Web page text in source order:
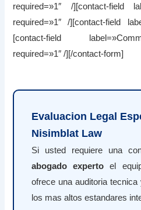
required=»1″ /][contact-field
required=»1″ /][contact-field
[contact-field
required=»1″ /][/contact-form]
Evaluacion Legal
Nisimblat Law
Si usted requiere una
abogado experto el
ofrece una auditoria
los mas altos estandares